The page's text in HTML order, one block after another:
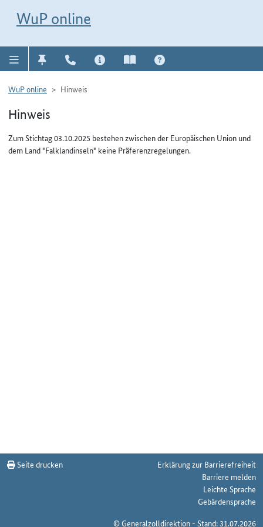
WuP online
WuP online Hinweis
Hinweis
Zum Stichtag 03.10.2025 bestehen zwischen der Europäischen Union und
dem Land "Falklandinseln" keine Präferenzregelungen.
Seite drucken
Erklärung zur Barrierefreiheit
Barriere melden
Leichte Sprache
Gebärdensprache
© Generalzolldirektion - Stand: 31.07.2026